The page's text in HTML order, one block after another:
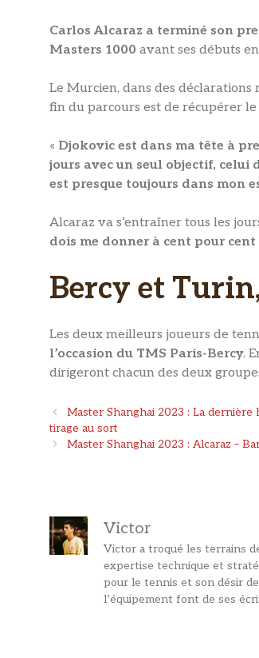
Carlos Alcaraz a terminé son
Masters 1000 avant ses débuts
Le Murcien, dans des
fin du parcours est de récupérer
« Djokovic est dans ma tête à
jours avec un seul objectif, celui
est presque toujours dans mon
Alcaraz va s’entraîner tous les
dois me donner à cent pour
Bercy et
Les deux meilleurs joueurs de
l’occasion du TMS Paris-Bercy.
dirigeront chacun des deux
Navigation
des
articles
Master Shanghai 2023 : La
tirage au sort
Master Shanghai 2023 : Alcaraz –
Victor
Victor a troqué les terrains
expertise technique et
pour le tennis et son désir
l’équipement font de ses